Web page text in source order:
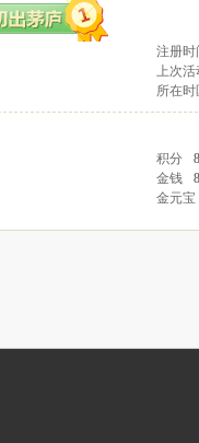
注册时
上次活
所在时
积分
8
金钱
8
金元宝